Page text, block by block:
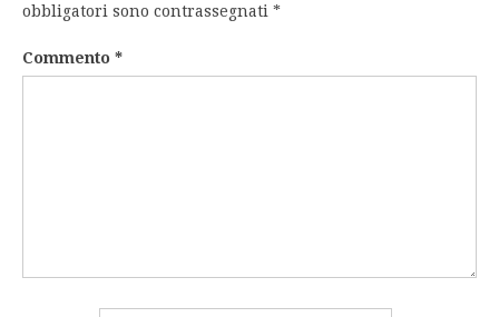
obbligatori sono contrassegnati *
Commento *